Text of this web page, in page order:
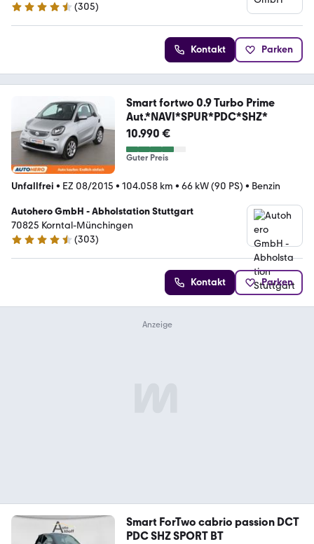
4.5 Sterne
(305)
Kontakt Parken
Smart fortwo 0.9 Turbo Prime
Aut.*NAVI*SPUR*PDC*SHZ*
10.990 €
Guter Preis
Unfallfrei • EZ 08/2015 • 104.058 km • 66 kW (90 PS) • Benzin
Autohero GmbH - Abholstation Stuttgart
70825 Korntal-Münchingen
4.4 Sterne
(303)
Kontakt Parken
Smart ForTwo cabrio passion DCT
PDC SHZ SPORT BT